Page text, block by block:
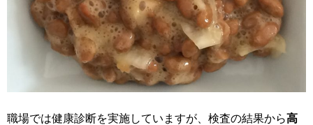
職場では健康診断を実施していますが、検査の結果から高